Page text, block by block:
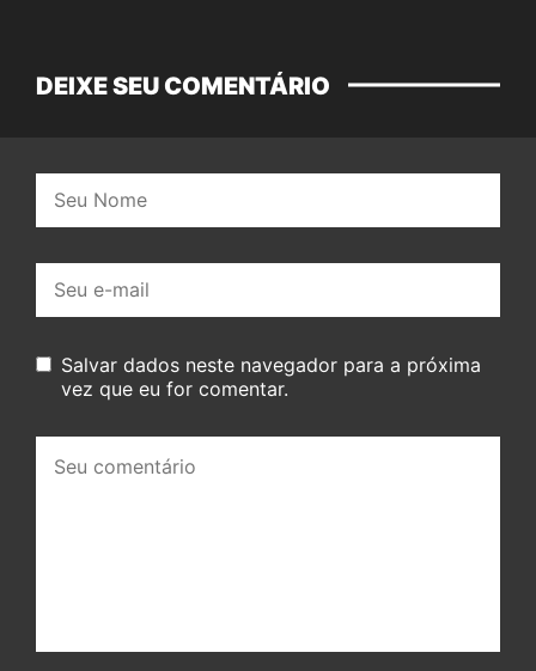
DEIXE SEU COMENTÁRIO
mail:
Salvar dados neste navegador para a próxima
vez que eu for comentar.
comentário: